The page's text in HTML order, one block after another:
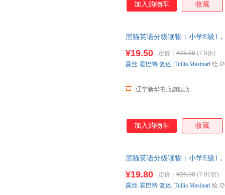
加入购物车 收藏
黑猫英语分级读物：小学E级1
票
¥19.50 定价： ¥25.00 (7.8折)
辽宁新华书店旗舰店
露丝·霍巴特 复述, Tullia Masinari 绘 /
加入购物车 收藏
黑猫英语分级读物：小学E级1
¥19.80 定价： ¥25.00 (7.92折)
露丝·霍巴特 复述, Tullia Masinari 绘 /